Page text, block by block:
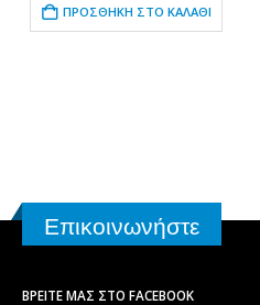
ΠΡΟΣΘΉΚΗ ΣΤΟ ΚΑΛΆΘΙ
Επικοινωνήστε
ΒΡΕΊΤΕ ΜΑΣ ΣΤΟ FACEBOOK